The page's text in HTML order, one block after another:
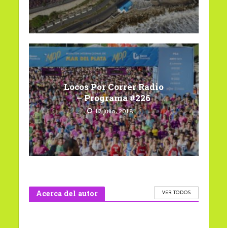
Locos Por Correr Radio
– Programa #226
17 julio, 2018
Acerca del autor VER TODOS